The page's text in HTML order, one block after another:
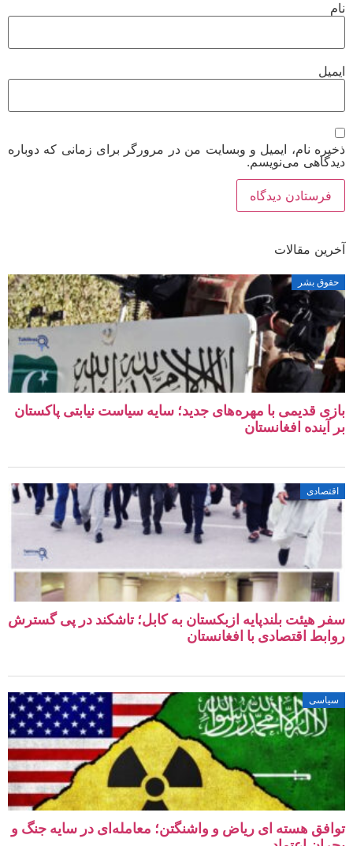
نام
ایمیل
ذخیره نام، ایمیل و وبسایت من در مرورگر برای زمانی که دوباره
دیدگاهی می‌نویسم.
آخرین مقالات
حقوق بشر
بازی قدیمی با مهره‌های جدید؛ سایه سیاست نیابتی پاکستان
بر آینده افغانستان
اقتصادی
سفر هیئت بلندپایه ازبکستان به کابل؛ تاشکند در پی گسترش
روابط اقتصادی با افغانستان
سیاسی
توافق هسته‌ ای ریاض و واشنگتن؛ معامله‌ای در سایه جنگ و